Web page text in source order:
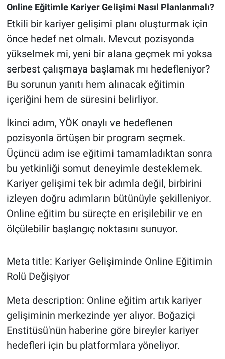
Online Eğitimle Kariyer Gelişimi Nasıl Planlanmalı?
Etkili bir kariyer gelişimi planı oluşturmak için
önce hedef net olmalı. Mevcut pozisyonda
yükselmek mi, yeni bir alana geçmek mi yoksa
serbest çalışmaya başlamak mı hedefleniyor?
Bu sorunun yanıtı hem alınacak eğitimin
içeriğini hem de süresini belirliyor.
İkinci adım, YÖK onaylı ve hedeflenen
pozisyonla örtüşen bir program seçmek.
Üçüncü adım ise eğitimi tamamladıktan sonra
bu yetkinliği somut deneyimle desteklemek.
Kariyer gelişimi tek bir adımla değil, birbirini
izleyen doğru adımların bütünüyle şekilleniyor.
Online eğitim bu süreçte en erişilebilir ve en
ölçülebilir başlangıç noktasını sunuyor.
Meta title: Kariyer Gelişiminde Online Eğitimin
Rolü Değişiyor
Meta description: Online eğitim artık kariyer
gelişiminin merkezinde yer alıyor. Boğaziçi
Enstitüsü'nün haberine göre bireyler kariyer
hedefleri için bu platformlara yöneliyor.